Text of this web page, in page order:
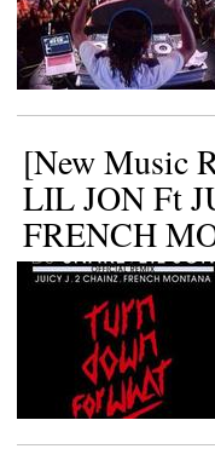
[New Music
LIL JON Ft
FRENCH